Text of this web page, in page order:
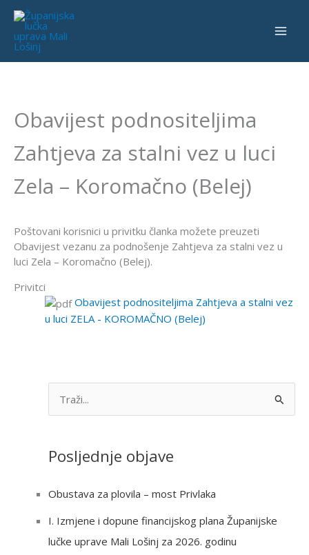
Skip
content
Obavijest podnositeljima
Zahtjeva za stalni vez u luci
Zela – Koromačno (Belej)
Poštovani korisnici u privitku članka možete preuzeti
Obavijest vezanu za podnošenje Zahtjeva za stalni vez u
luci Zela – Koromačno (Belej).
Privitci
Obavijest podnositeljima Zahtjeva a stalni vez
u luci ZELA - KOROMAČNO (Belej)
r
f
o
Posljednje objave
Obustava za plovila – most Privlaka
I. Izmjene i dopune financijskog plana Županijske
lučke uprave Mali Lošinj za 2026. godinu